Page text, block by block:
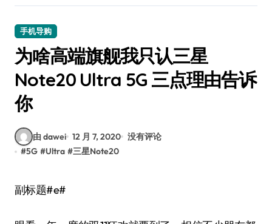
手机导购
为啥高端旗舰我只认三星
Note20 Ultra 5G 三点理由告诉
你
由 dawei 12 月 7, 2020 没有评论
#5G #Ultra #三星Note20
副标题#e#